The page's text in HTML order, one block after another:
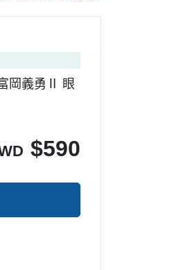
】
岡義勇Ⅱ 眼
$590